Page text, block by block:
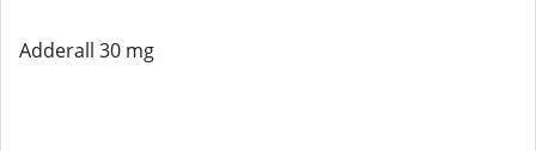
Adderall 30 mg